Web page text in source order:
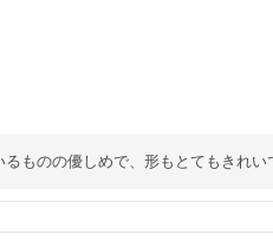
ものの優しめで、形もとてもきれい